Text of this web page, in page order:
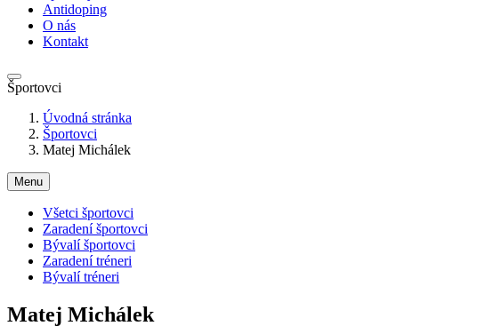
Antidoping
O nás
Kontakt
Športovci
Úvodná stránka
Športovci
Matej Michálek
Menu
Všetci športovci
Zaradení športovci
Bývalí športovci
Zaradení tréneri
Bývalí tréneri
Matej Michálek